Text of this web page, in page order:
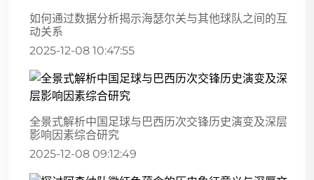
如何通过数据分析揭示海瑟尔关与其他球队之间的互
动关系
2025-12-08 10:47:55
全景式解析中国足球与巴西历次交锋历史演变及深层
影响因素综合研究
2025-12-08 09:12:49